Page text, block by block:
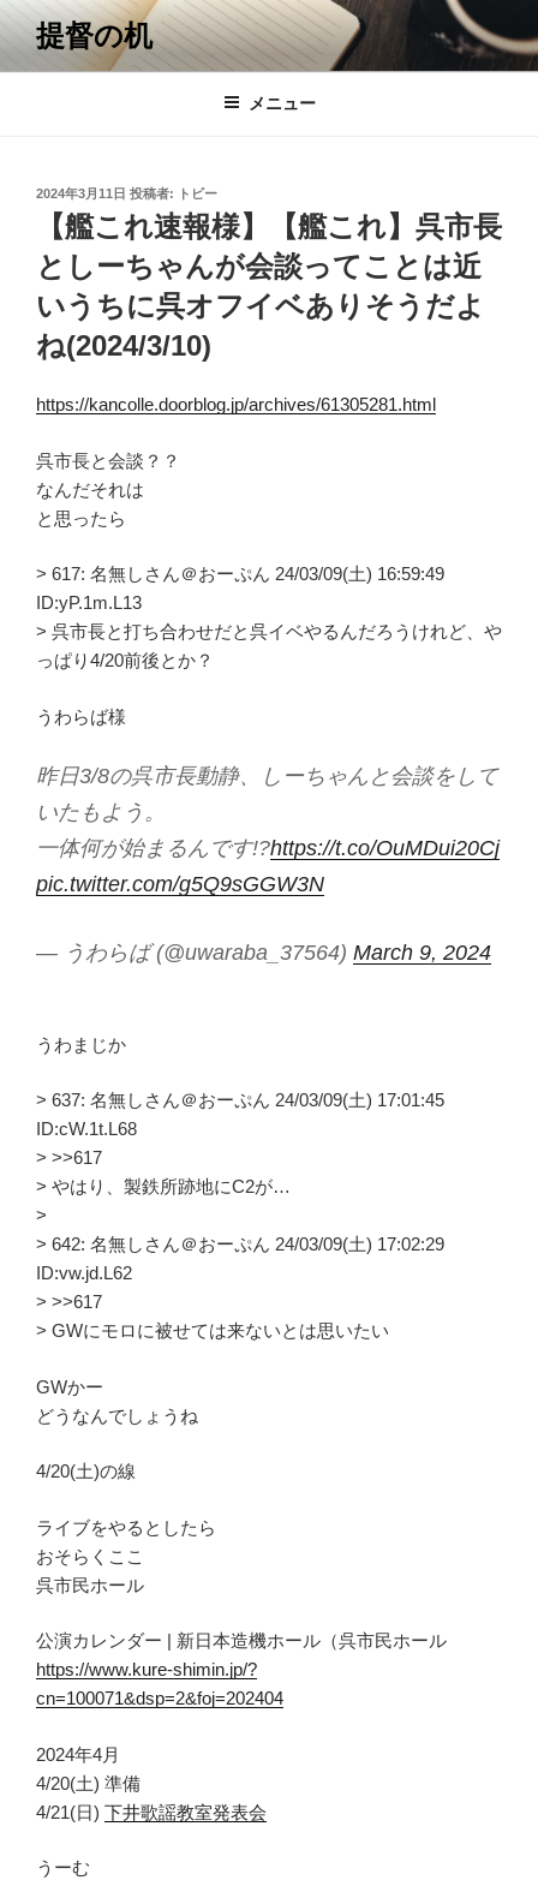
コ
テ
提督の机
メニュー
投
2024年3月11日 投稿者: トビー
【艦これ速報様】【艦これ】呉市長
としーちゃんが会談ってことは近
いうちに呉オフイベありそうだよ
ね(2024/3/10)
https://kancolle.doorblog.jp/archives/61305281.html
呉市長と会談？？
なんだそれは
と思ったら
> 617: 名無しさん＠おーぷん 24/03/09(土) 16:59:49
ID:yP.1m.L13
> 呉市長と打ち合わせだと呉イベやるんだろうけれど、や
っぱり4/20前後とか？
うわらば様
昨日3/8の呉市長動静、しーちゃんと会談をして
いたもよう。
一体何が始まるんです!?https://t.co/OuMDui20Cj
pic.twitter.com/g5Q9sGGW3N
— うわらば (@uwaraba_37564) March 9, 2024
うわまじか
> 637: 名無しさん＠おーぷん 24/03/09(土) 17:01:45
ID:cW.1t.L68
> >>617
> やはり、製鉄所跡地にC2が…
>
> 642: 名無しさん＠おーぷん 24/03/09(土) 17:02:29
ID:vw.jd.L62
> >>617
> GWにモロに被せては来ないとは思いたい
GWかー
どうなんでしょうね
4/20(土)の線
ライブをやるとしたら
おそらくここ
呉市民ホール
公演カレンダー | 新日本造機ホール（呉市民ホール
https://www.kure-shimin.jp/?
cn=100071&dsp=2&foj=202404
2024年4月
4/20(土) 準備
4/21(日) 下井歌謡教室発表会
うーむ